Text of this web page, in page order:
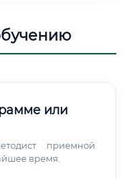
или
приемной
время.